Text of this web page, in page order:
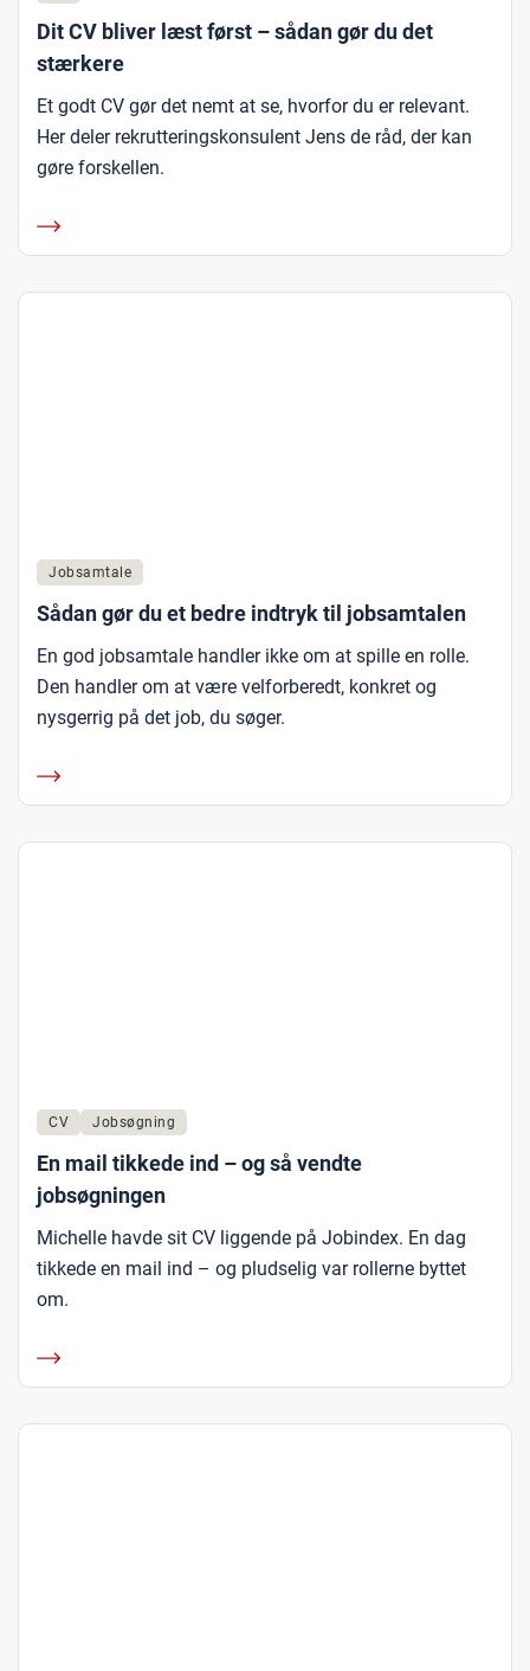
Dit CV bliver læst først – sådan gør du det
stærkere
Et godt CV gør det nemt at se, hvorfor du er relevant.
Her deler rekrutteringskonsulent Jens de råd, der kan
gøre forskellen.
Jobsamtale
Sådan gør du et bedre indtryk til jobsamtalen
En god jobsamtale handler ikke om at spille en rolle.
Den handler om at være velforberedt, konkret og
nysgerrig på det job, du søger.
CV Jobsøgning
En mail tikkede ind – og så vendte
jobsøgningen
Michelle havde sit CV liggende på Jobindex. En dag
tikkede en mail ind – og pludselig var rollerne byttet
om.